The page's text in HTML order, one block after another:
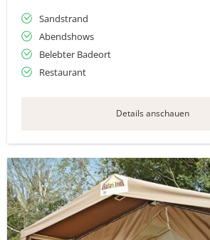
Sandstrand
Abendshows
Belebter Badeort
Restaurant
Details anschauen